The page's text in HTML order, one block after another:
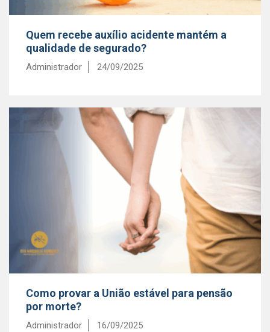
Quem recebe auxílio acidente mantém a
qualidade de segurado?
Administrador 24/09/2025
Como provar a União estável para pensão
por morte?
Administrador 16/09/2025